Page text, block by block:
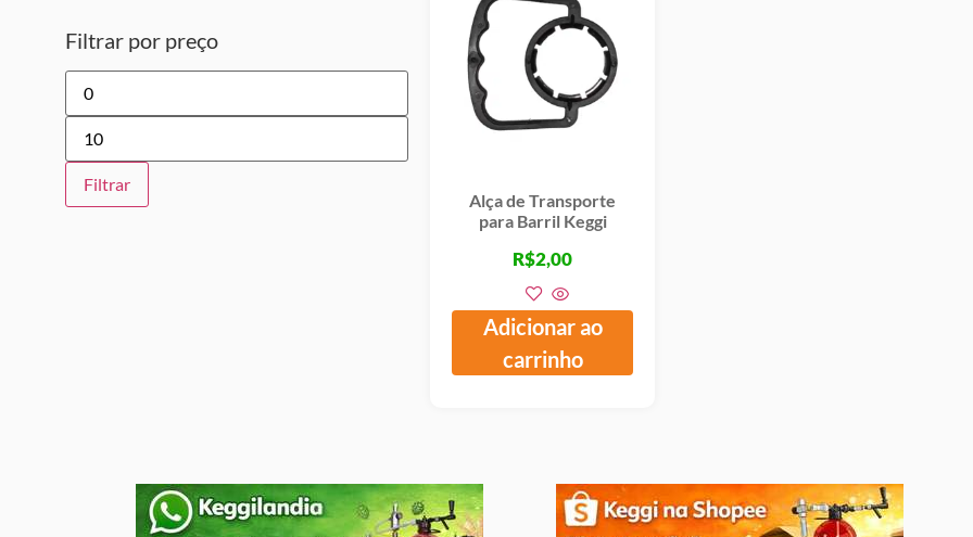
Filtrar por preço
Filtrar
Alça de Transporte
para Barril Keggi
R$2,00
Adicionar ao
carrinho